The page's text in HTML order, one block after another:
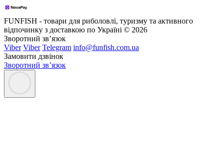
FUNFISH - товари для риболовлі, туризму та активного
відпочинку з доставкою по Україні © 2026
Зворотний зв’язок
Viber Viber Telegram info@funfish.com.ua
Замовити дзвінок
Зворотний зв’язок